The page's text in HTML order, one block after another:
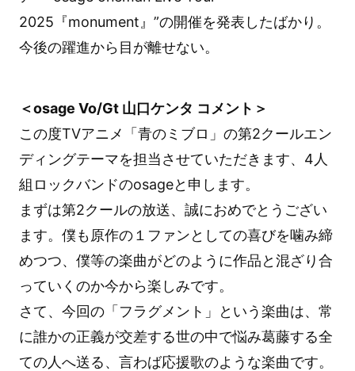
2025『monument』”の開催を発表したばかり。
今後の躍進から目が離せない。
＜osage Vo/Gt 山口ケンタ コメント＞
この度TVアニメ「青のミブロ」の第2クールエン
ディングテーマを担当させていただきます、4人
組ロックバンドのosageと申します。
まずは第2クールの放送、誠におめでとうござい
ます。僕も原作の１ファンとしての喜びを噛み締
めつつ、僕等の楽曲がどのように作品と混ざり合
っていくのか今から楽しみです。
さて、今回の「フラグメント」という楽曲は、常
に誰かの正義が交差する世の中で悩み葛藤する全
ての人へ送る、言わば応援歌のような楽曲です。